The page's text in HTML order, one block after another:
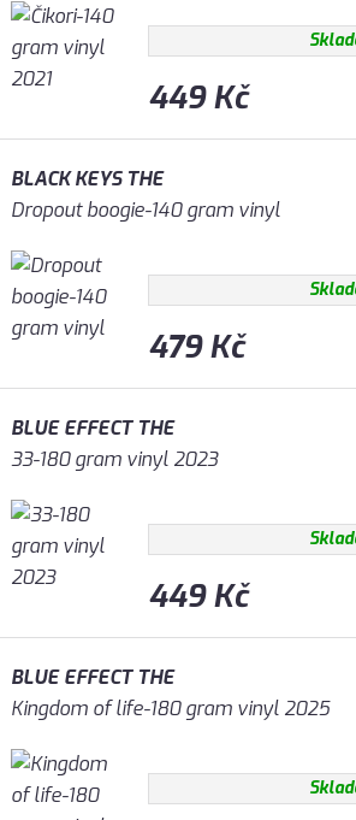
449 Kč
BLACK KEYS THE
Dropout boogie-140 gram vinyl
479 Kč
BLUE EFFECT THE
33-180 gram vinyl 2023
449 Kč
BLUE EFFECT THE
Kingdom of life-180 gram vinyl 2025